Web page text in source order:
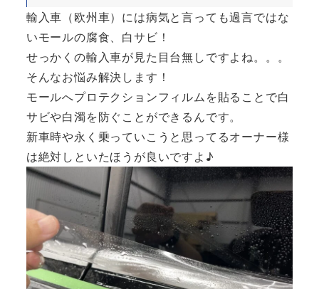
輸入車（欧州車）には病気と言っても過言ではな
いモールの腐食、白サビ！
せっかくの輸入車が見た目台無しですよね。。。
そんなお悩み解決します！
モールへプロテクションフィルムを貼ることで白
サビや白濁を防ぐことができるんです。
新車時や永く乗っていこうと思ってるオーナー様
は絶対しといたほうが良いですよ♪